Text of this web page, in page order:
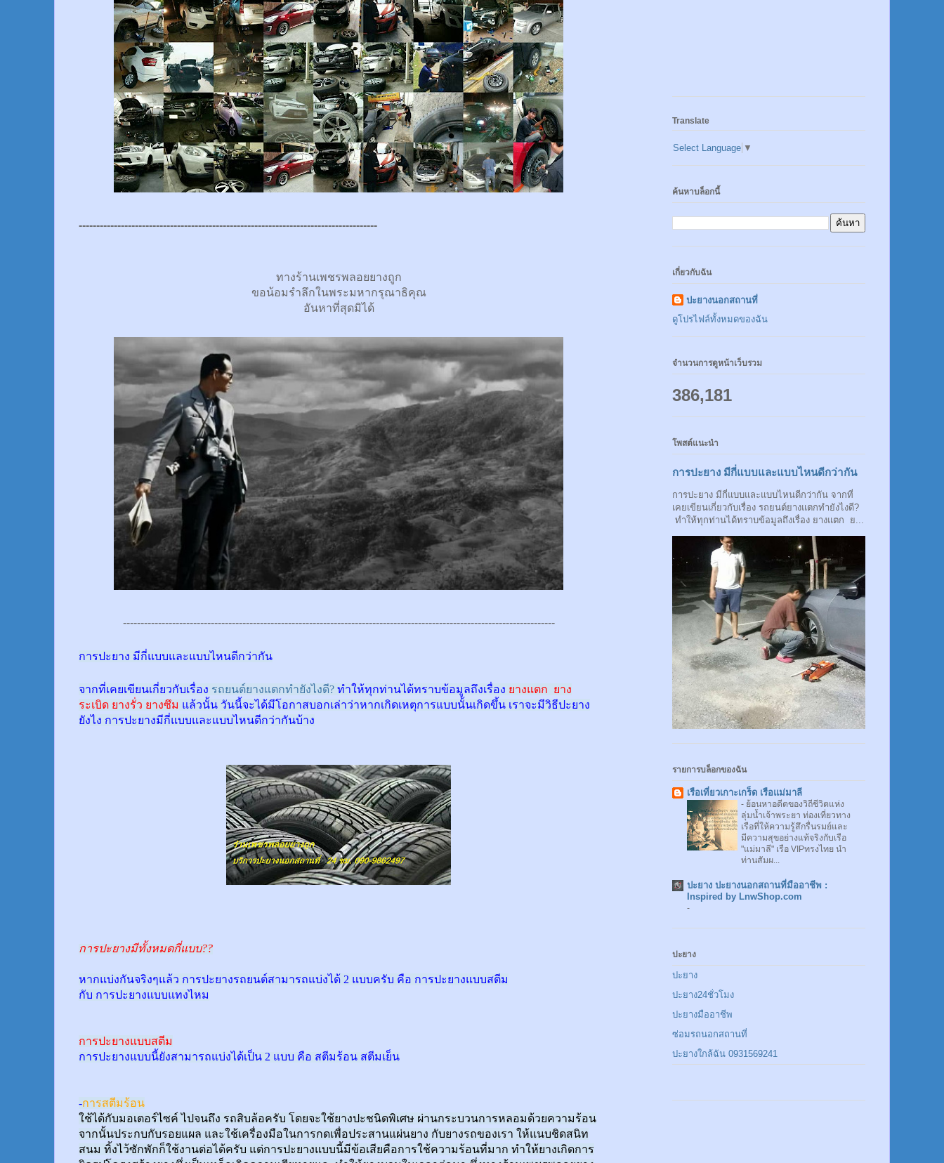
-------------------------------------------------------------------------------------
ทางร้านเพชรพลอยยางถูก
ขอน้อมรำลึกในพระมหากรุณาธิคุณ
อันหาที่สุดมิได้
---------------------------------------------------------------------------------------------------------------------------
การปะยาง มีกี่แบบและแบบไหนดีกว่ากัน
จากที่เคยเขียนเกี่ยวกับเรื่อง รถยนต์ยางแตกทำยังไงดี? ทำให้ทุกท่านได้ทราบข้อมูลถึงเรื่อง ยางแตก ยาง
ระเบิด ยางรั่ว ยางซึม แล้วนั้น วันนี้จะได้มีโอกาสบอกเล่าว่าหากเกิดเหตุการแบบนั้นเกิดขึ้น เราจะมีวิธีปะยาง
ยังไง การปะยางมีกี่แบบและแบบไหนดีกว่ากันบ้าง
การปะยางมีทั้งหมดกี่แบบ??
หากแบ่งกันจริงๆแล้ว การปะยางรถยนต์สามารถแบ่งได้ 2 แบบครับ คือ การปะยางแบบสตีม
กับ การปะยางแบบแทงไหม
การปะยางแบบสตีม
การปะยางแบบนี้ยังสามารถแบ่งได้เป็น 2 แบบ คือ สตีมร้อน สตีมเย็น
-การสตีมร้อน
ใช้ได้กับมอเตอร์ไซค์ ไปจนถึง รถสิบล้อครับ โดยจะใช้ยางปะชนิดพิเศษ ผ่านกระบวนการหลอมด้วยความร้อน
จากนั้นประกบกับรอยแผล และใช้เครื่องมือในการกดเพื่อประสานแผ่นยาง กับยางรถของเรา ให้แนบชิดสนิท
สนม ทิ้งไว้ซักพักก็ใช้งานต่อได้ครับ แต่การปะยางแบบนี้มีข้อเสียคือการใช้ความร้อนที่มาก ทำให้ยางเกิดการ
Translate
Select Language ▼
ค้นหาบล็อกนี้
เกี่ยวกับฉัน
ปะยางนอกสถานที่
ดูโปรไฟล์ทั้งหมดของฉัน
จำนวนการดูหน้าเว็บรวม
386,181
โพสต์แนะนำ
การปะยาง มีกี่แบบและแบบไหนดีกว่ากัน
การปะยาง มีกี่แบบและแบบไหนดีกว่ากัน จากที่
เคยเขียนเกี่ยวกับเรื่อง รถยนต์ยางแตกทำยังไงดี?
ทำให้ทุกท่านได้ทราบข้อมูลถึงเรื่อง ยางแตก ย...
รายการบล็อกของฉัน
เรือเที่ยวเกาะเกร็ด เรือแม่มาลี
- ย้อนหาอดีตของวิถีชีวิตแห่ง
ลุ่มน้ำเจ้าพระยา ท่องเที่ยวทาง
เรือที่ให้ความรู้สึกรื่นรมย์และ
มีความสุขอย่างแท้จริงกับเรือ
"แม่มาลี" เรือ VIPทรงไทย นำ
ท่านสัมผ...
ปะยาง ปะยางนอกสถานที่มืออาชีพ :
Inspired by LnwShop.com
-
ปะยาง
ปะยาง
ปะยาง24ชั่วโมง
ปะยางมืออาชีพ
ซ่อมรถนอกสถานที่
ปะยางใกล้ฉัน 0931569241